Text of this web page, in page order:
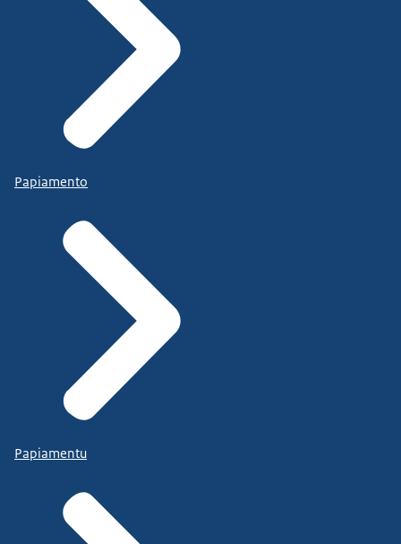
Papiamento
Papiamentu